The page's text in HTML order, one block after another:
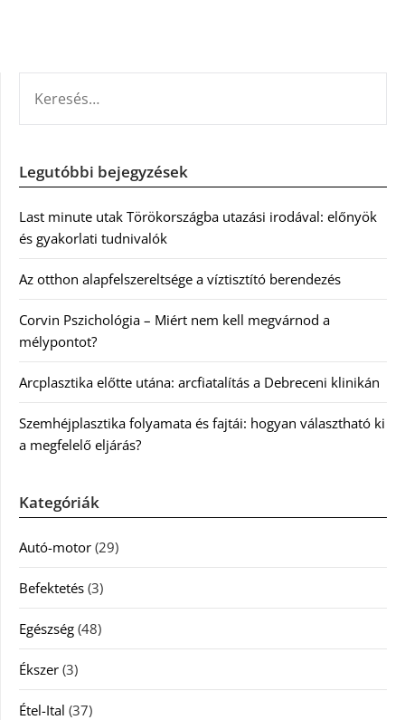
Legutóbbi bejegyzések
Last minute utak Törökországba utazási irodával: előnyök
és gyakorlati tudnivalók
Az otthon alapfelszereltsége a víztisztító berendezés
Corvin Pszichológia – Miért nem kell megvárnod a
mélypontot?
Arcplasztika előtte utána: arcfiatalítás a Debreceni klinikán
Szemhéjplasztika folyamata és fajtái: hogyan választható ki
a megfelelő eljárás?
Kategóriák
Autó-motor (29)
Befektetés (3)
Egészség (48)
Ékszer (3)
Étel-Ital (37)